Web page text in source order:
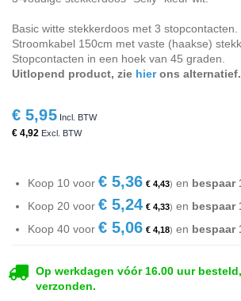
gallerij
Basic witte stekkerdoos met 3 stopcontacten.
Stroomkabel 150cm met vaste (haakse)
Stopcontacten in een hoek van 45 graden.
Uitlopend product, zie hierons alternatief.
€ 5,95
€ 4,92
Koop 10 voor € 5,36 € 4,43 en bespaar
Koop 20 voor € 5,24 € 4,33 en bespaar
Koop 40 voor € 5,06 € 4,18 en bespaar
Op werkdagen vóór 16.00 uur
verzonden.